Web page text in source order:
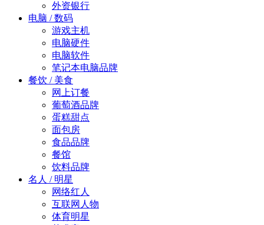
外资银行
电脑 / 数码
游戏主机
电脑硬件
电脑软件
笔记本电脑品牌
餐饮 / 美食
网上订餐
葡萄酒品牌
蛋糕甜点
面包房
食品品牌
餐馆
饮料品牌
名人 / 明星
网络红人
互联网人物
体育明星